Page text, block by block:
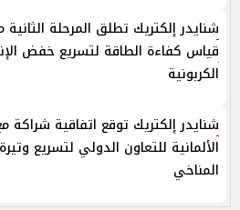
شنايدر إلكتريك تطلق المرحلة الثانية
قياس كفاءة الطاقة لتسريع خفض
الكربونية
شنايدر إلكتريك توقع اتفاقية شراكة
الألمانية للتعاون الدولي لتسريع وتيرة
المناخي